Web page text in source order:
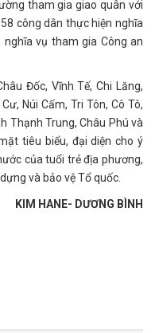
tham gia giao quân với
công dân thực hiện nghĩa
vụ tham gia Công an
Đốc, Vĩnh Tế, Chi Lăng,
Núi Cấm, Tri Tôn, Cô Tô,
Thạnh Trung, Châu Phú và
tiêu biểu, đại diện cho ý
của tuổi trẻ địa phương,
và bảo vệ Tổ quốc.
KIM HANE- DƯƠNG BÌNH